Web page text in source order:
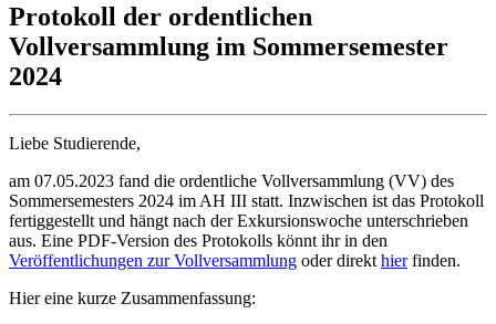
Protokoll der ordentlichen
Vollversammlung im Sommersemester
2024
Liebe Studierende,
am 07.05.2023 fand die ordentliche Vollversammlung (VV) des
Sommersemesters 2024 im AH III statt. Inzwischen ist das Protokoll
fertiggestellt und hängt nach der Exkursionswoche unterschrieben
aus. Eine PDF-Version des Protokolls könnt ihr in den
Veröffentlichungen zur Vollversammlung oder direkt hierfinden.
Hier eine kurze Zusammenfassung: